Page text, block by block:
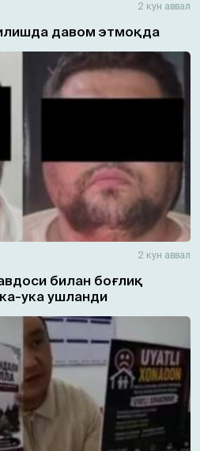
2 кун аввал
давом этмоқда
2 кун аввал
билан боғлиқ
ука ушланди